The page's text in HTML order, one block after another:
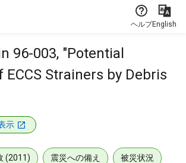
ヘルプEnglish
96-003, "Potential
Strainers by Debris
示
(2011) 震災への備え 被災状況